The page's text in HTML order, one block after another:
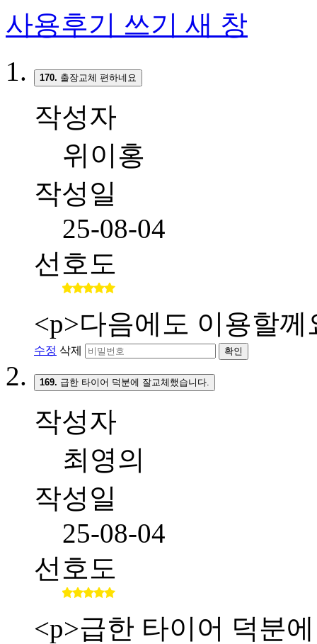
사용후기 쓰기 새 창
170. 출장교체 편하네요
작성자
위이홍
작성일
25-08-04
선호도
<p>다음에도 이용할께
수정 삭제 확인
169. 급한 타이어 덕분에 잘교체했습니다.
작성자
최영의
작성일
25-08-04
선호도
<p>급한 타이어 덕분